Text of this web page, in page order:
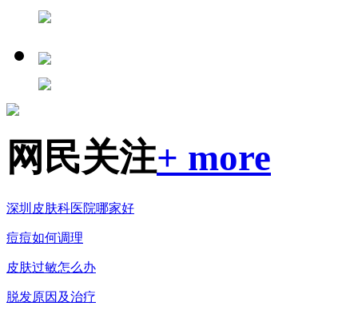
网民关注+ more
深圳皮肤科医院哪家好
痘痘如何调理
皮肤过敏怎么办
脱发原因及治疗